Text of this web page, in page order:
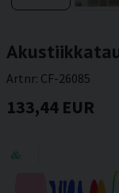
Artnr: CF-26085
133,44 EUR